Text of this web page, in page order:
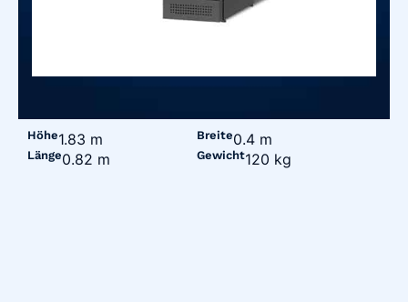
Höhe1.83 m Breite0.4 m
Länge0.82 m Gewicht120 kg